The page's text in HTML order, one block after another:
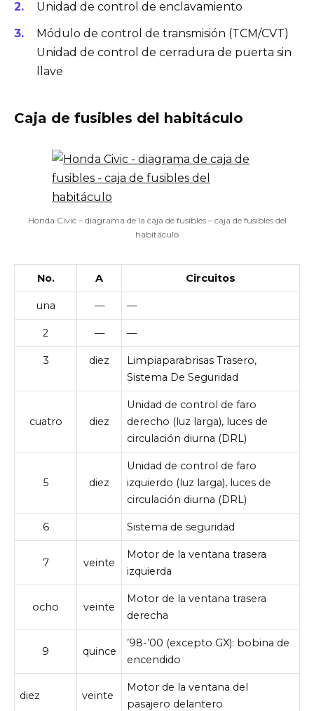
Unidad de control de enclavamiento
Módulo de control de transmisión (TCM/CVT)
Unidad de control de cerradura de puerta sin
llave
Caja de fusibles del habitáculo
Honda Civic – diagrama de la caja de fusibles – caja de fusibles del
habitáculo
No. A Circuitos
una — —
2 — —
3 diez
Limpiaparabrisas Trasero,
Sistema De Seguridad
cuatro diez
Unidad de control de faro
derecho (luz larga), luces de
circulación diurna (DRL)
5 diez
Unidad de control de faro
izquierdo (luz larga), luces de
circulación diurna (DRL)
6 Sistema de seguridad
7 veinte
Motor de la ventana trasera
izquierda
ocho veinte
Motor de la ventana trasera
derecha
9 quince
’98-’00 (excepto GX): bobina de
encendido
diez veinte
Motor de la ventana del
pasajero delantero